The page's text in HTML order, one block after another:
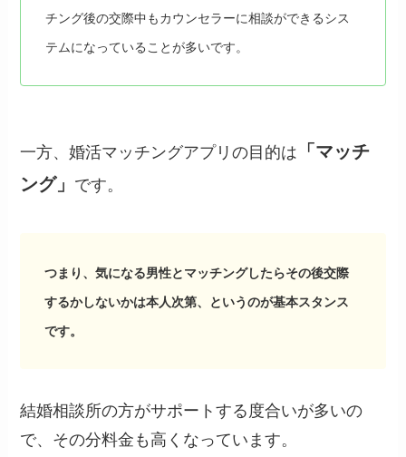
チング後の交際中もカウンセラーに相談ができるシス
テムになっていることが多いです。
一方、婚活マッチングアプリの目的は
「マッチ
ング」 です。
つまり、気になる男性とマッチングしたらその後交際
するかしないかは本人次第、というのが基本スタンス
です。
結婚相談所の方がサポートする度合いが多いの
で、その分料金も高くなっています。